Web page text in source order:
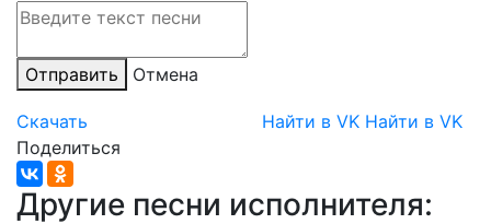
Отправить Отмена
Скачать Найти в VK Найти в VK
Поделиться
Другие песни исполнителя: